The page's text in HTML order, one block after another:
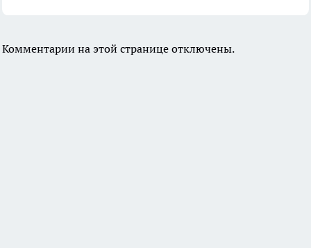
Комментарии на этой странице отключены.